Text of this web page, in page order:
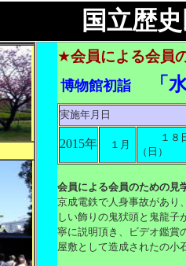
民俗博
★会員による会員
博物館初詣「水
実施年月日
2015年 １月
１８
（日）
会員による会員のための見
京成電鉄で人身事故があり
しい飾りの鬼犾頭と鬼龍子
寧に説明頂き、ビデオ鑑賞
屋敷として造成されたの小